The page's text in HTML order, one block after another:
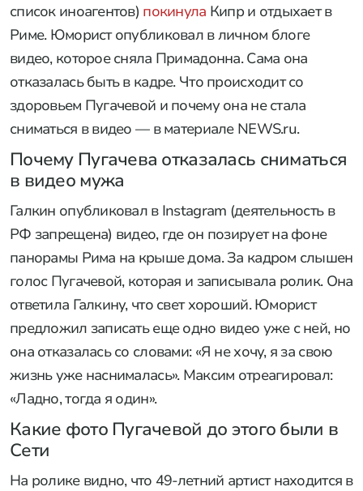
список иноагентов) покинула Кипр и отдыхает в
Риме. Юморист опубликовал в личном блоге
видео, которое сняла Примадонна. Сама она
отказалась быть в кадре. Что происходит со
здоровьем Пугачевой и почему она не стала
сниматься в видео — в материале NEWS.ru.
Почему Пугачева отказалась сниматься
в видео мужа
Галкин опубликовал в Instagram (деятельность в
РФ запрещена) видео, где он позирует на фоне
панорамы Рима на крыше дома. За кадром слышен
голос Пугачевой, которая и записывала ролик. Она
ответила Галкину, что свет хороший. Юморист
предложил записать еще одно видео уже с ней, но
она отказалась со словами: «Я не хочу, я за свою
жизнь уже наснималась». Максим отреагировал:
«Ладно, тогда я один».
Какие фото Пугачевой до этого были в
Сети
На ролике видно, что 49-летний артист находится в